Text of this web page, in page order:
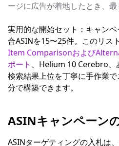
ージに広告が着地したとき、最
実用的な開始セット：キャン
合ASINを15〜25件。このリスト
Item Comparisonおよび
ポート 、Helium 10 Cerebro、
検索結果上位を丁寧に手作業
分で構築できます。
ASINキャンペーン
ASINターゲティングの入札は